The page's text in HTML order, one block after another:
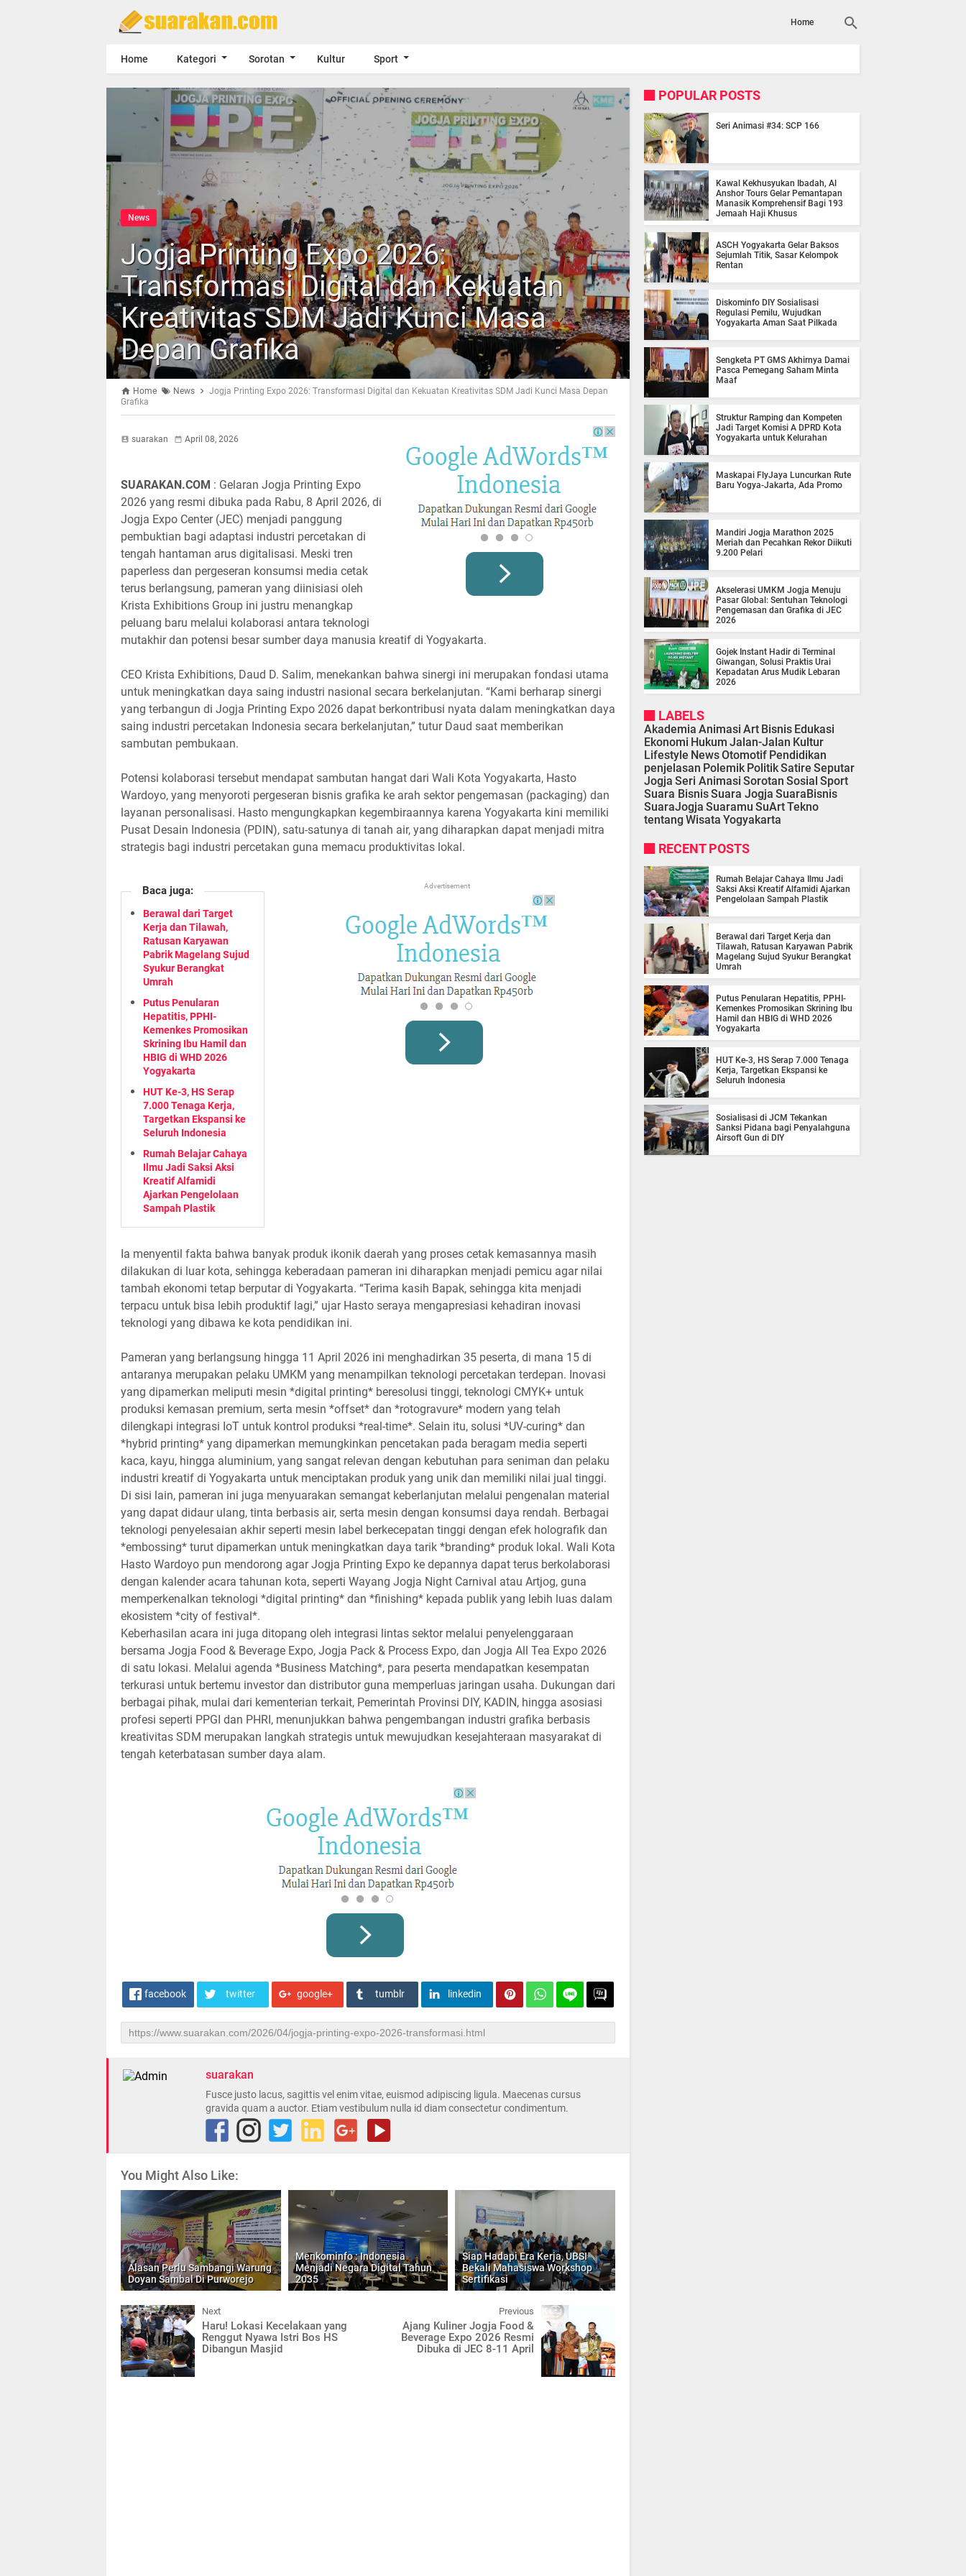
Home
Home Kategori Sorotan Kultur Sport
News
Jogja Printing Expo 2026:
Transformasi Digital dan Kekuatan
Kreativitas SDM Jadi Kunci Masa
Depan Grafika
Home News
Jogja Printing Expo 2026: Transformasi Digital dan Kekuatan Kreativitas SDM Jadi Kunci Masa Depan
Grafika
suarakan April 08, 2026
SUARAKAN.COM : Gelaran Jogja Printing Expo
2026 yang resmi dibuka pada Rabu, 8 April 2026, di
Jogja Expo Center (JEC) menjadi panggung
pembuktian bagi adaptasi industri percetakan di
tengah hantaman arus digitalisasi. Meski tren
paperless dan pergeseran konsumsi media cetak
terus berlangsung, pameran yang diinisiasi oleh
Krista Exhibitions Group ini justru menangkap
peluang baru melalui kolaborasi antara teknologi
mutakhir dan potensi besar sumber daya manusia kreatif di Yogyakarta.
CEO Krista Exhibitions, Daud D. Salim, menekankan bahwa sinergi ini merupakan fondasi utama
untuk meningkatkan daya saing industri nasional secara berkelanjutan. “Kami berharap sinergi
yang terbangun di Jogja Printing Expo 2026 dapat berkontribusi nyata dalam meningkatkan daya
saing industri percetakan Indonesia secara berkelanjutan,” tutur Daud saat memberikan
sambutan pembukaan.
Potensi kolaborasi tersebut mendapat sambutan hangat dari Wali Kota Yogyakarta, Hasto
Wardoyo, yang menyoroti pergeseran bisnis grafika ke arah sektor pengemasan (packaging) dan
layanan personalisasi. Hasto mengungkapkan kegembiraannya karena Yogyakarta kini memiliki
Pusat Desain Indonesia (PDIN), satu-satunya di tanah air, yang diharapkan dapat menjadi mitra
strategis bagi industri percetakan guna memacu produktivitas lokal.
Advertisement
Baca juga:
Berawal dari Target
Kerja dan Tilawah,
Ratusan Karyawan
Pabrik Magelang Sujud
Syukur Berangkat
Umrah
Putus Penularan
Hepatitis, PPHI-
Kemenkes Promosikan
Skrining Ibu Hamil dan
HBIG di WHD 2026
Yogyakarta
HUT Ke-3, HS Serap
7.000 Tenaga Kerja,
Targetkan Ekspansi ke
Seluruh Indonesia
Rumah Belajar Cahaya
Ilmu Jadi Saksi Aksi
Kreatif Alfamidi
Ajarkan Pengelolaan
Sampah Plastik
Ia menyentil fakta bahwa banyak produk ikonik daerah yang proses cetak kemasannya masih
dilakukan di luar kota, sehingga keberadaan pameran ini diharapkan menjadi pemicu agar nilai
tambah ekonomi tetap berputar di Yogyakarta. “Terima kasih Bapak, sehingga kita menjadi
terpacu untuk bisa lebih produktif lagi,” ujar Hasto seraya mengapresiasi kehadiran inovasi
teknologi yang dibawa ke kota pendidikan ini.
Pameran yang berlangsung hingga 11 April 2026 ini menghadirkan 35 peserta, di mana 15 di
antaranya merupakan pelaku UMKM yang menampilkan teknologi percetakan terdepan. Inovasi
yang dipamerkan meliputi mesin *digital printing* beresolusi tinggi, teknologi CMYK+ untuk
produksi kemasan premium, serta mesin *offset* dan *rotogravure* modern yang telah
dilengkapi integrasi IoT untuk kontrol produksi *real-time*. Selain itu, solusi *UV-curing* dan
*hybrid printing* yang dipamerkan memungkinkan pencetakan pada beragam media seperti
kaca, kayu, hingga aluminium, yang sangat relevan dengan kebutuhan para seniman dan pelaku
industri kreatif di Yogyakarta untuk menciptakan produk yang unik dan memiliki nilai jual tinggi.
Di sisi lain, pameran ini juga menyuarakan semangat keberlanjutan melalui pengenalan material
yang dapat didaur ulang, tinta berbasis air, serta mesin dengan konsumsi daya rendah. Berbagai
teknologi penyelesaian akhir seperti mesin label berkecepatan tinggi dengan efek holografik dan
*embossing* turut dipamerkan untuk meningkatkan daya tarik *branding* produk lokal. Wali Kota
Hasto Wardoyo pun mendorong agar Jogja Printing Expo ke depannya dapat terus berkolaborasi
dengan kalender acara tahunan kota, seperti Wayang Jogja Night Carnival atau Artjog, guna
memperkenalkan teknologi *digital printing* dan *finishing* kepada publik yang lebih luas dalam
ekosistem *city of festival*.
Keberhasilan acara ini juga ditopang oleh integrasi lintas sektor melalui penyelenggaraan
bersama Jogja Food & Beverage Expo, Jogja Pack & Process Expo, dan Jogja All Tea Expo 2026
di satu lokasi. Melalui agenda *Business Matching*, para peserta mendapatkan kesempatan
terkurasi untuk bertemu investor dan distributor guna memperluas jaringan usaha. Dukungan dari
berbagai pihak, mulai dari kementerian terkait, Pemerintah Provinsi DIY, KADIN, hingga asosiasi
profesi seperti PPGI dan PHRI, menunjukkan bahwa pengembangan industri grafika berbasis
kreativitas SDM merupakan langkah strategis untuk mewujudkan kesejahteraan masyarakat di
tengah keterbatasan sumber daya alam.
facebook twitter google+ tumblr linkedin
suarakan
Fusce justo lacus, sagittis vel enim vitae, euismod adipiscing ligula. Maecenas cursus
gravida quam a auctor. Etiam vestibulum nulla id diam consectetur condimentum.
You Might Also Like:
Alasan Perlu Sambangi Warung
Doyan Sambal Di Purworejo
Menkominfo : Indonesia
Menjadi Negara Digital Tahun
2035
Siap Hadapi Era Kerja, UBSI
Bekali Mahasiswa Workshop
Sertifikasi
Next
Haru! Lokasi Kecelakaan yang
Renggut Nyawa Istri Bos HS
Dibangun Masjid
Previous
Ajang Kuliner Jogja Food &
Beverage Expo 2026 Resmi
Dibuka di JEC 8-11 April
POPULAR POSTS
Seri Animasi #34: SCP 166
Kawal Kekhusyukan Ibadah, Al
Anshor Tours Gelar Pemantapan
Manasik Komprehensif Bagi 193
Jemaah Haji Khusus
ASCH Yogyakarta Gelar Baksos
Sejumlah Titik, Sasar Kelompok
Rentan
Diskominfo DIY Sosialisasi
Regulasi Pemilu, Wujudkan
Yogyakarta Aman Saat Pilkada
Sengketa PT GMS Akhirnya Damai
Pasca Pemegang Saham Minta
Maaf
Struktur Ramping dan Kompeten
Jadi Target Komisi A DPRD Kota
Yogyakarta untuk Kelurahan
Maskapai FlyJaya Luncurkan Rute
Baru Yogya-Jakarta, Ada Promo
Mandiri Jogja Marathon 2025
Meriah dan Pecahkan Rekor Diikuti
9.200 Pelari
Akselerasi UMKM Jogja Menuju
Pasar Global: Sentuhan Teknologi
Pengemasan dan Grafika di JEC
2026
Gojek Instant Hadir di Terminal
Giwangan, Solusi Praktis Urai
Kepadatan Arus Mudik Lebaran
2026
LABELS
Akademia Animasi Art Bisnis Edukasi
Ekonomi Hukum Jalan-Jalan Kultur
Lifestyle NewsOtomotif Pendidikan
penjelasan Polemik PolitikSatire Seputar
Jogja Seri Animasi Sorotan Sosial Sport
Suara BisnisSuara Jogja SuaraBisnis
SuaraJogja Suaramu SuArtTekno
tentang Wisata Yogyakarta
RECENT POSTS
Rumah Belajar Cahaya Ilmu Jadi
Saksi Aksi Kreatif Alfamidi Ajarkan
Pengelolaan Sampah Plastik
Berawal dari Target Kerja dan
Tilawah, Ratusan Karyawan Pabrik
Magelang Sujud Syukur Berangkat
Umrah
Putus Penularan Hepatitis, PPHI-
Kemenkes Promosikan Skrining Ibu
Hamil dan HBIG di WHD 2026
Yogyakarta
HUT Ke-3, HS Serap 7.000 Tenaga
Kerja, Targetkan Ekspansi ke
Seluruh Indonesia
Sosialisasi di JCM Tekankan
Sanksi Pidana bagi Penyalahguna
Airsoft Gun di DIY